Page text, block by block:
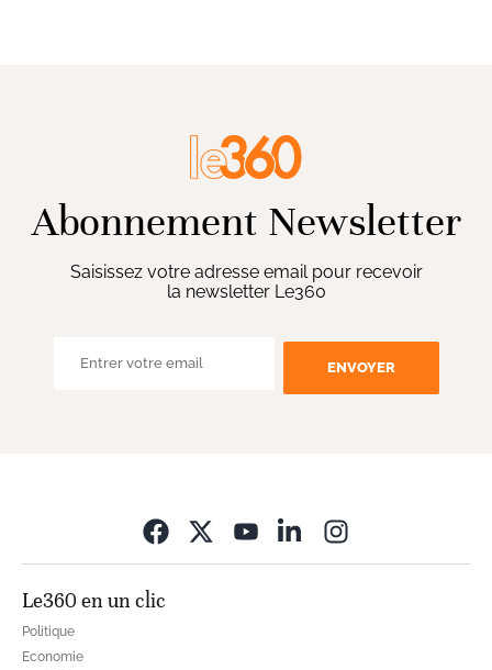
Abonnement Newsletter
Saisissez votre adresse email pour recevoir
la newsletter Le360
ENVOYER
Le360 en un clic
Politique
Economie